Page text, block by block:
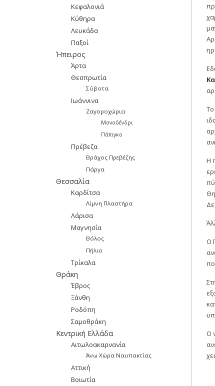
Κεφαλονιά
Κύθηρα
Λευκάδα
Παξοί
Ήπειρος
Άρτα
Θεσπρωτία
Σύβοτα
Ιωάννινα
Ζαγοροχώρια
Μονοδένδρι
Πάπιγκο
Πρέβεζα
Βράχος Πρεβέζης
Πάργα
Θεσσαλία
Καρδίτσα
Λίμνη Πλαστήρα
Λάρισα
Μαγνησία
Βόλος
Πήλιο
Τρίκαλα
Θράκη
Έβρος
Ξάνθη
Ροδόπη
Σαμοθράκη
Κεντρική Ελλάδα
Αιτωλοακαρνανία
Άνω Χώρα Ναυπακτίας
Αττική
Βοιωτία
Το
Η
Ο
Ο